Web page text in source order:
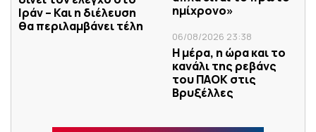
Ιράν – Και η διέλευση
θα περιλαμβάνει τέλη
ημίχρονο»
06/08/2026 23:38
Η μέρα, η ώρα και το
κανάλι της ρεβάνς
του ΠΑΟΚ στις
Βρυξέλλες